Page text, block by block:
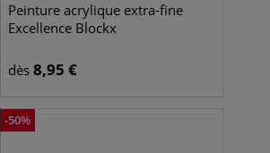
Peinture acrylique extra-fine
Excellence Blockx
dès 8,95 €
-50%